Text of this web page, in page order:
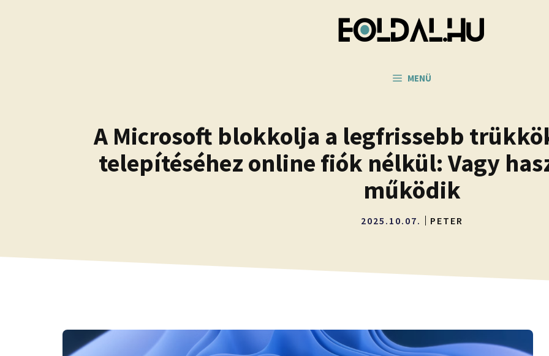
MENÜ
A Microsoft blokkolja a legfrissebb
telepítéséhez online fiók nélkül: Vagy
működik
2025.10.07. PETER